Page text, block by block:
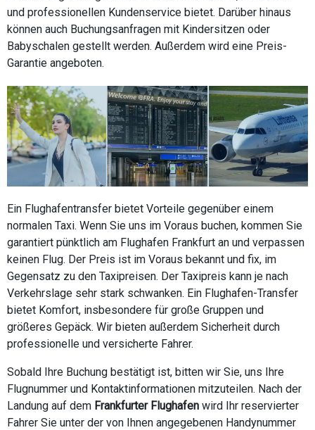
und professionellen Kundenservice bietet. Darüber hinaus
können auch Buchungsanfragen mit Kindersitzen oder
Babyschalen gestellt werden. Außerdem wird eine Preis-
Garantie angeboten.
Ein Flughafentransfer bietet Vorteile gegenüber einem
normalen Taxi. Wenn Sie uns im Voraus buchen, kommen Sie
garantiert pünktlich am Flughafen Frankfurt an und verpassen
keinen Flug. Der Preis ist im Voraus bekannt und fix, im
Gegensatz zu den Taxipreisen. Der Taxipreis kann je nach
Verkehrslage sehr stark schwanken. Ein Flughafen-Transfer
bietet Komfort, insbesondere für große Gruppen und
größeres Gepäck. Wir bieten außerdem Sicherheit durch
professionelle und versicherte Fahrer.
Sobald Ihre Buchung bestätigt ist, bitten wir Sie, uns Ihre
Flugnummer und Kontaktinformationen mitzuteilen. Nach der
Landung auf dem Frankfurter Flughafen wird Ihr reservierter
Fahrer Sie unter der von Ihnen angegebenen Handynummer